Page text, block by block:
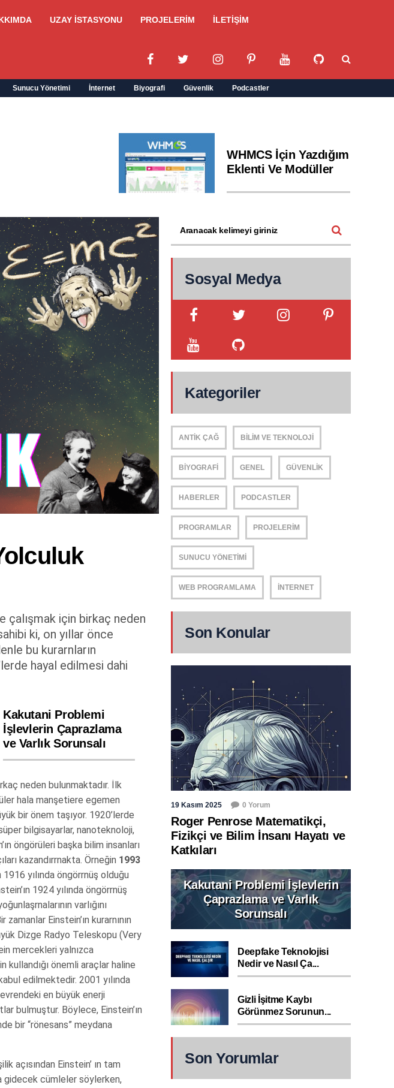
UZAY İSTASYONU PROJELERİM İLETİŞİM
Sunucu Yönetimi İnternet Biyografi Güvenlik Podcastler
WHMCS İçin Yazdığım
Eklenti Ve Modüller
çalışmak için birkaç neden
ki, on yıllar önce
bu kurarnların
hayal edilmesi dahi
Kakutani Problemi
İşlevlerin Çaprazlama
ve Varlık Sorunsalı
neden bulunmaktadır. İlk
hala manşetiere egemen
bir önem taşıyor. 1920’lerde
bilgisayarlar, nanoteknoloji,
öngörüleri başka bilim insanları
kazandırrnakta. Örneğin 1993
yılında öngörrnüş olduğu
1924 yılında öngörrnüş
varlığını
Einstein’ın kurarnının
Dizge Radyo Teleskopu (Very
mercekleri yalnızca
kullandığı önemli araçlar haline
edilmektedir. 2001 yılında
en büyük enerji
bulmuştur. Böylece, Einstein’ın
bir “rönesans” meydana
açısından Einstein’ ın tam
gidecek cümleler söylerken,
Sosyal Medya
Kategoriler
ANTIK ÇAĞ BILIM VE TEKNOLOJI
BIYOGRAFI GENEL GÜVENLIK
HABERLER PODCASTLER
PROGRAMLAR PROJELERIM
SUNUCU YÖNETIMI
WEB PROGRAMLAMA İNTERNET
Son Konular
19 Kasım 2025 0 Yorum
Roger Penrose Matematikçi,
Fizikçi ve Bilim İnsanı Hayatı ve
Katkıları
Kakutani Problemi İşlevlerin
Çaprazlama ve Varlık
Sorunsalı
Deepfake Teknolojisi
Nedir ve Nasıl Ça...
Gizli İşitme Kaybı
Görünmez Sorunun...
Son Yorumlar